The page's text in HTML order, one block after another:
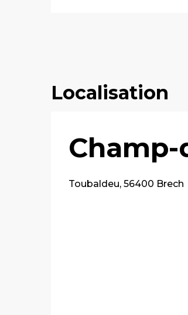
Localisation
Toubaldeu, 56400 Brech